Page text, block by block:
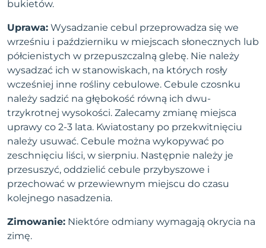
bukietów.
Uprawa: Wysadzanie cebul przeprowadza się we
wrześniu i październiku w miejscach słonecznych lub
półcienistych w przepuszczalną glebę. Nie należy
wysadzać ich w stanowiskach, na których rosły
wcześniej inne rośliny cebulowe. Cebule czosnku
należy sadzić na głębokość równą ich dwu-
trzykrotnej wysokości. Zalecamy zmianę miejsca
uprawy co 2-3 lata. Kwiatostany po przekwitnięciu
należy usuwać. Cebule można wykopywać po
zeschnięciu liści, w sierpniu. Następnie należy je
przesuszyć, oddzielić cebule przybyszowe i
przechować w przewiewnym miejscu do czasu
kolejnego nasadzenia.
Zimowanie: Niektóre odmiany wymagają okrycia na
zimę.